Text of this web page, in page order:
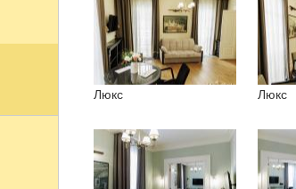
Люкс Люкс